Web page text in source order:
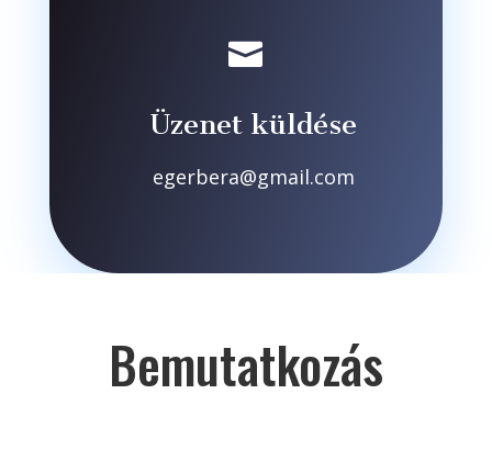

Üzenet küldése
egerbera@gmail.com
Bemutatkozás